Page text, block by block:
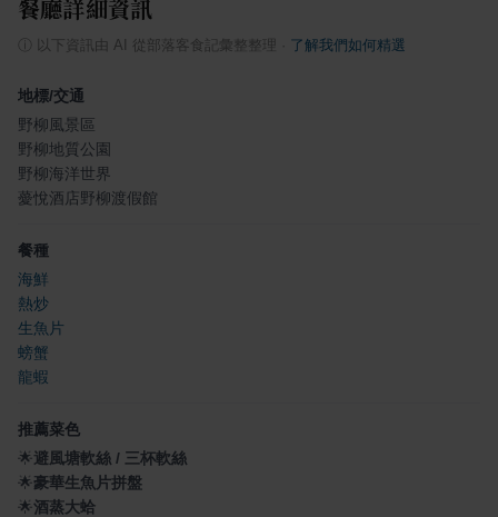
餐廳詳細資訊
ⓘ 以下資訊由 AI 從部落客食記彙整整理 了解我們如何精選
地標/交通
野柳風景區
野柳地質公園
野柳海洋世界
薆悅酒店野柳渡假館
餐種
海鮮
熱炒
生魚片
螃蟹
龍蝦
推薦菜色
🌟避風塘軟絲 / 三杯軟絲
🌟豪華生魚片拼盤
🌟酒蒸大蛤